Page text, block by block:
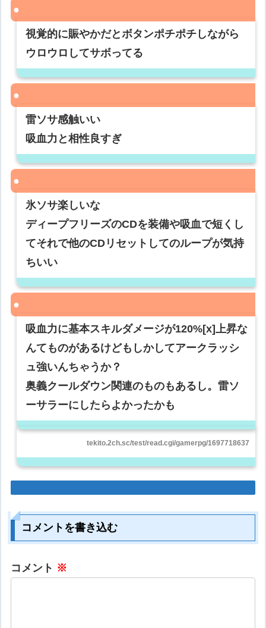
視覚的に賑やかだとボタンポチポチしながら
ウロウロしてサボってる
雷ソサ感触いい
吸血力と相性良すぎ
氷ソサ楽しいな
ディープフリーズのCDを装備や吸血で短くし
てそれで他のCDリセットしてのループが気持
ちいい
吸血力に基本スキルダメージが120%[x]上昇な
んてものがあるけどもしかしてアークラッシ
ュ強いんちゃうか？
奥義クールダウン関連のものもあるし。雷ソ
ーサラーにしたらよかったかも
tekito.2ch.sc/test/read.cgi/gamerpg/1697718637
コメントを書き込む
コメント ※